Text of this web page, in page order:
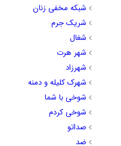
شبکه مخفی زنان
شریک جرم
شغال
شهر هرت
شهرزاد
شهرک کلیله و دمنه
شوخی با شما
شوخی کردم
صداتو
ضد